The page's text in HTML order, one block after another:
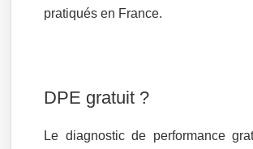
pratiqués en France.
DPE gratuit ?
Le diagnostic de performance